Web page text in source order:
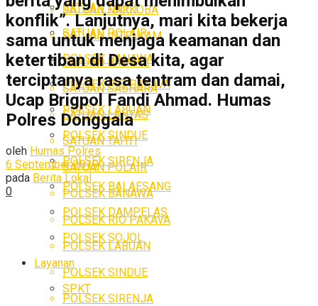
SATUAN TAHTI
SATUAN POLAIR
POLSEK BANAWA
POLSEK RIO PAKAVA
POLSEK LABUAN
POLSEK SINDUE
POLSEK SIRENJA
POLSEK BALAESANG
POLSEK DAMPELAS
POLSEK SOJOL
Layanan
SPKT
SATUAN NARKOBA
SATUAN INTELKAM
SATUAN BINMAS
SATUAN SABHARA
SATUAN LANTAS
SATUAN TAHTI
SATUAN POLAIR
POLSEK BANAWA
POLSEK RIO PAKAVA
POLSEK LABUAN
POLSEK SINDUE
POLSEK SIRENJA
konflik”. Lanjutnya, mari kita bekerja
sama untuk menjaga keamanan dan
ketertiban di Desa kita, agar
terciptanya rasa tentram dan damai,
Ucap Brigpol Fandi Ahmad. Humas
Polres Donggala
oleh Humas Polres
6 September 2019
pada Berita Lokal
0